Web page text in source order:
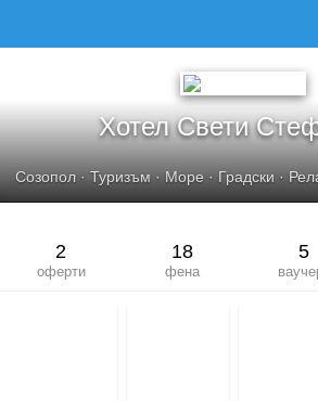
Хотел Свети
Созопол· Туризъм · Море · Градски ·
2
оферти
18
фена
5